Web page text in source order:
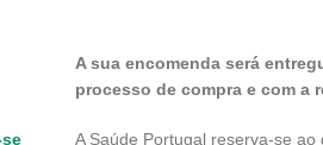
A sua encomenda será
processo de compra e com a
A Saúde Portugal reserva-se